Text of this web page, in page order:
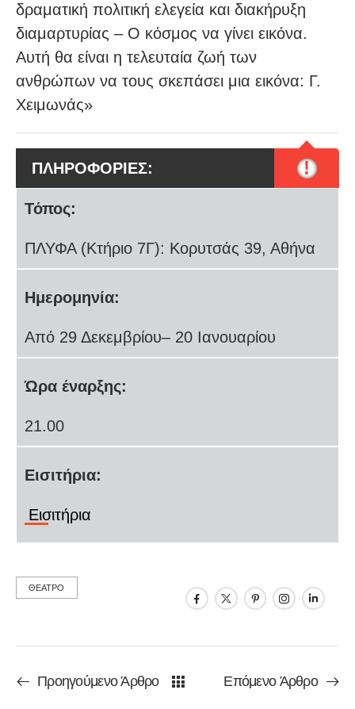
δραματική πολιτική ελεγεία και διακήρυξη
διαμαρτυρίας – Ο κόσμος να γίνει εικόνα.
Αυτή θα είναι η τελευταία ζωή των
ανθρώπων να τους σκεπάσει μια εικόνα: Γ.
Χειμωνάς»
ΠΛΗΡΟΦΟΡΙΕΣ: !
Τόπος:
ΠΛΥΦΑ (Κτήριο 7Γ): Κορυτσάς 39, Αθήνα
Ημερομηνία:
Από 29 Δεκεμβρίου– 20 Ιανουαρίου
Ώρα έναρξης:
21.00
Εισιτήρια:
Εισιτήρια
ΘΕΑΤΡΟ
Προηγούμενο Άρθρο Επόμενο Άρθρο